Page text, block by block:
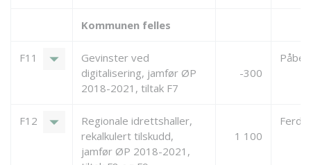
Kommunen felles
F11 arrow_drop_down
Gevinster ved
digitalisering, jamfør ØP
2018-2021, tiltak F7
-300
F12 arrow_drop_down
Regionale idrettshaller,
rekalkulert tilskudd,
jamfør ØP 2018-2021,
1 100